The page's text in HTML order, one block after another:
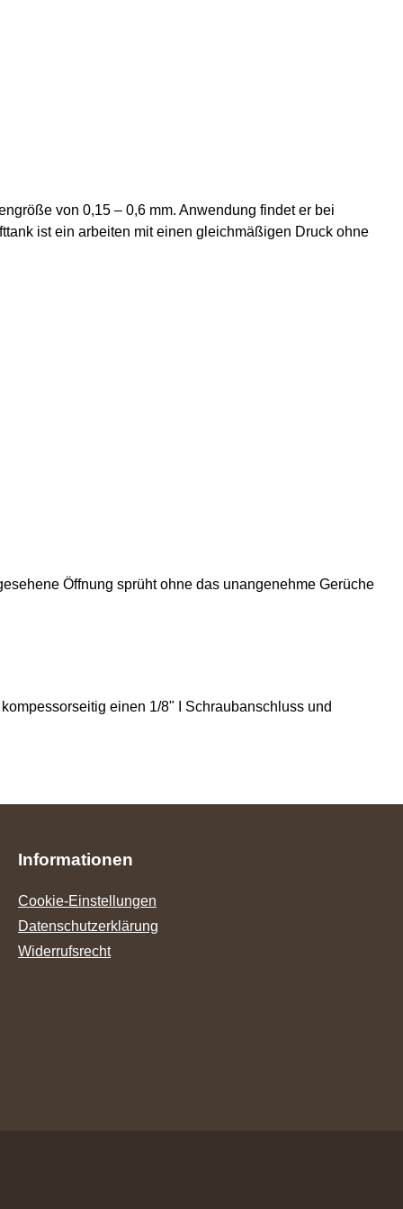
von 0,15 – 0,6 mm. Anwendung findet er bei
ist ein arbeiten mit einen gleichmäßigen Druck ohne
Öffnung sprüht ohne das unangenehme Gerüche
einen 1/8" I Schraubanschluss und
Informationen
Cookie-Einstellungen
Datenschutzerklärung
Widerrufsrecht